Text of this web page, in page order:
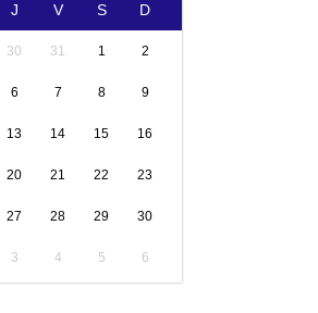
J V S D
30 31 1 2
6 7 8 9
13 14 15 16
20 21 22 23
27 28 29 30
3 4 5 6